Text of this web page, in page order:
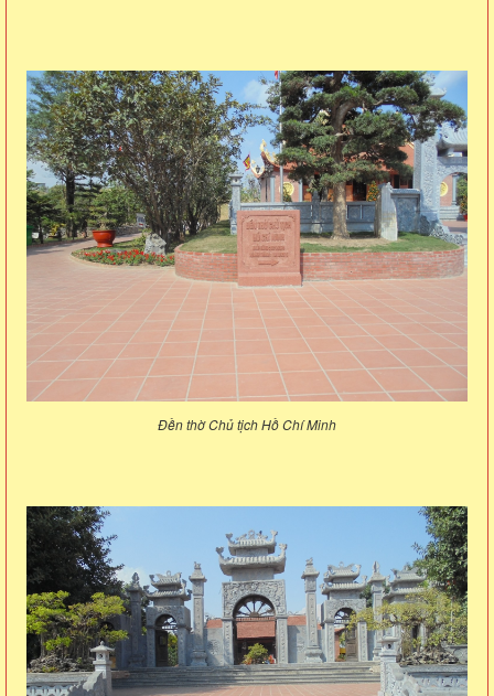
Đền thờ Chủ tịch Hồ Chí Minh